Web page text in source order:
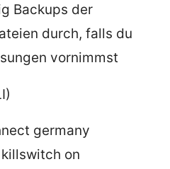
Backups der
durch, falls du
vornimmst
germany
on